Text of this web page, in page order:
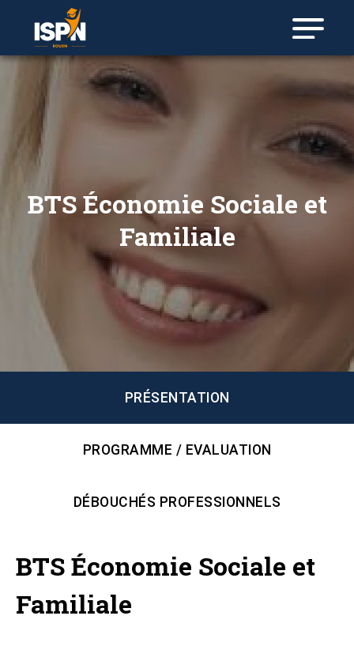
BTS Économie Sociale et
Familiale
PRÉSENTATION
PROGRAMME / EVALUATION
DÉBOUCHÉS PROFESSIONNELS
BTS Économie Sociale et
Familiale